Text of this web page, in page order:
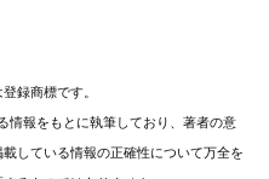
録商標です。
情報をもとに執筆しており、著者の意
している情報の正確性について万全を